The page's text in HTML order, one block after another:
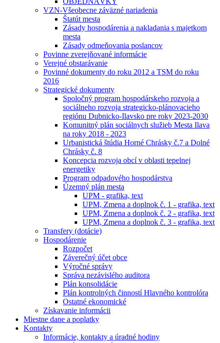
VZN-Všeobecne záväzné nariadenia
Štatút mesta
Zásady hospodárenia a nakladania s majetkom
mesta
Zásady odmeňovania poslancov
Povinne zverejňované informácie
Verejné obstarávanie
Povinné dokumenty do roku 2012 a TSM do roku
2016
Strategické dokumenty
Spoločný program hospodárskeho rozvoja a
sociálneho rozvoja strategicko-plánovacieho
regiónu Dubnicko-Ilavsko pre roky 2023-2030
Komunitný plán sociálnych služieb Mesta Ilava
na roky 2018 - 2023
Urbanistická štúdia Horné Chrásky č.7 a Dolné
Chrásky č. 8
Koncepcia rozvoja obcí v oblasti tepelnej
energetiky
Program odpadového hospodárstva
Územný plán mesta
UPM - grafika, text
UPM, Zmena a doplnok č. 1 - grafika, text
UPM, Zmena a doplnok č. 2 - grafika, text
UPM, Zmena a doplnok č. 3 - grafika, text
Transfery (dotácie)
Hospodárenie
Rozpočet
Záverečný účet obce
Výročné správy
Správa nezávislého auditora
Plán konsolidácie
Plán kontrolných činností Hlavného kontrolóra
Ostatné ekonomické
Získavanie informácii
Miestne dane a poplatky
Kontakty
Informácie, kontakty a úradné hodiny